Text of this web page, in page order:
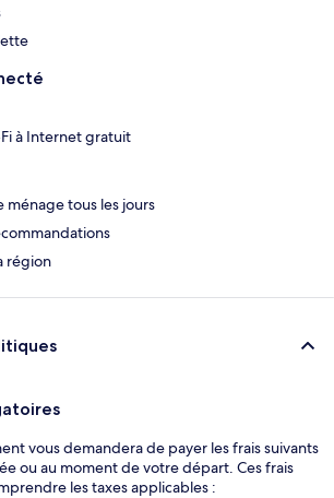
à Internet gratuit
ménage tous les jours
région
vous demandera de payer les frais suivants
ou au moment de votre départ. Ces frais
les taxes applicables :